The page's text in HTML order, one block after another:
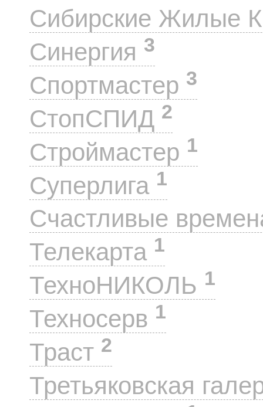
Сибирские Жилые
Синергия 3
Спортмастер 3
СтопСПИД 2
Строймастер 1
Суперлига 1
Счастливые
Телекарта 1
ТехноНИКОЛЬ 1
Техносерв 1
Траст 2
Третьяковская